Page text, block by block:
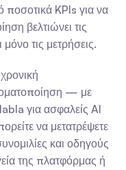
ποσοτικά KPIs για να
βελτιώνει τις
τις μετρήσεις.
— με
για ασφαλείς AI
να μετατρέψετε
και οδηγούς
της πλατφόρμας ή